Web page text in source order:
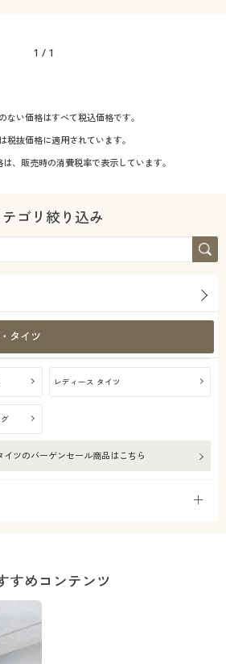
1 / 1
ない価格はすべて税込価格です。
税抜価格に適用されています。
、販売時の消費税率で表示しています。
テゴリ絞り込み
タイツ
レディース タイツ
イツのバーゲンセール商品はこちら
すめコンテンツ